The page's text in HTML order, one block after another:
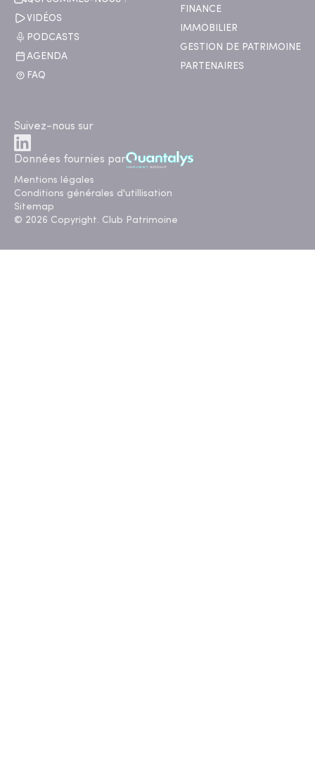
VIDÉOS
PODCASTS
AGENDA
FAQ
FINANCE
IMMOBILIER
GESTION DE PATRIMOINE
PARTENAIRES
Suivez-nous sur
Données fournies par
Mentions légales
Conditions générales d'utillisation
Sitemap
© 2026 Copyright. Club Patrimoine